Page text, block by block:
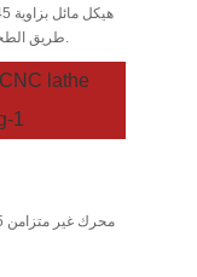
طريق الطحن القنطري في وقت واحد، مما يضمن دقة الماكينة.